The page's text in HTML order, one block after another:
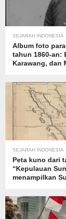
SEJARAH INDONESIA
Album foto
tahun 1860-an:
Karawang, dan
SEJARAH INDONESIA
Peta kuno dari
“Kepulauan
menampilkan